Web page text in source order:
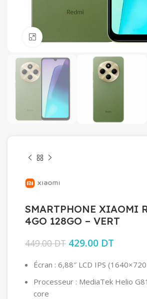
SMARTPHONE XIAOMI
4GO 128GO – VERT
449.00DT Le prix initial
429.00 DT
Écran : 6,88″ LCD IPS
Processeur : MediaTek Helio
core